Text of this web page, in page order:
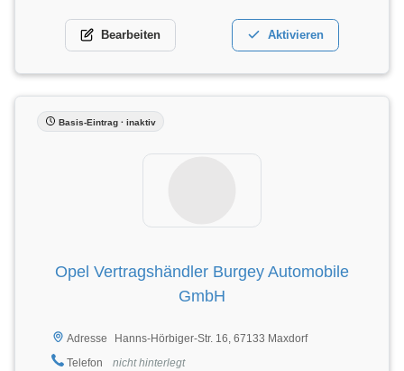
Bearbeiten Aktivieren
Basis-Eintrag · inaktiv
Opel Vertragshändler Burgey Automobile
GmbH
Adresse
Hanns-Hörbiger-Str. 16, 67133 Maxdorf
Telefon
nicht hinterlegt